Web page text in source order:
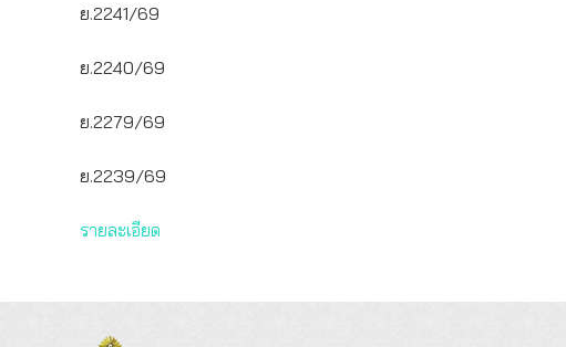
ย.2241/69
ย.2240/69
ย.2279/69
ย.2239/69
รายละเอียด